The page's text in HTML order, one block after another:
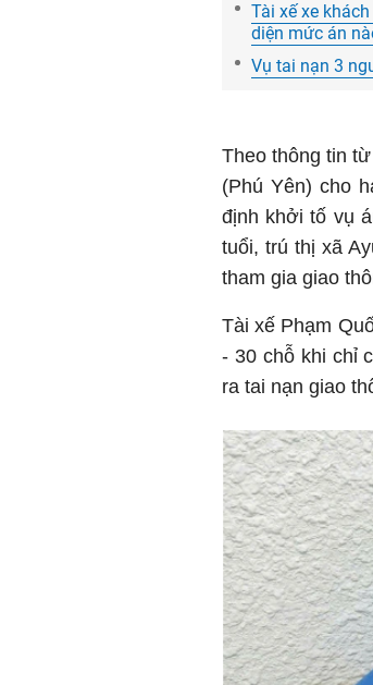
Tài xế xe
diện mức án
Vụ tai nạn 3
Theo thông tin
(Phú Yên) cho
định khởi tố vụ
tuổi, trú thị xã
tham gia giao
Tài xế Phạm
- 30 chỗ khi chỉ
ra tai nạn giao